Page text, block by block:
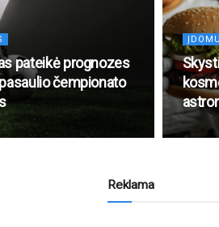
pateikė prognozes
čempionato
ĮDOMU
Reklama